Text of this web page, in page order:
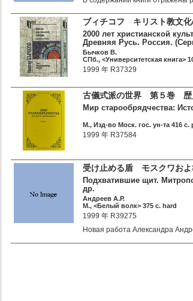
ブィチコフ キリスト教文
2000 лет христианской
Древняя Русь. Россия.
Бычков В.
СПб., <Университетская книга>
1999 年 R37329
古儀式派の世界 第５巻 歴
Мир старообрядчества:
М., Изд-во Моск. гос. ун-та 416 c.
1999 年 R37584
受け止める盾 モスクワお
Подхватившие щит.
др.
Андреев А.Р.
М., <Белый волк> 375 c. hard
1999 年 R39275
Новая работа Александра